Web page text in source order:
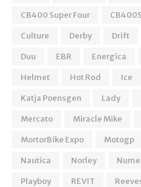
CB400 Super Four
Culture
Derby Drift
Duu
EBR Energica
Helmet
Hot Rod Ice
Katja Poensgen
Lady
Mercato
Miracle Mike
MortorBike Expo
Motogp
Nautica
Norley
Playboy
REVIT